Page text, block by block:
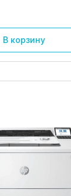
В корзину